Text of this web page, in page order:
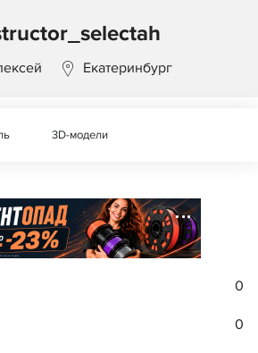
Екатеринбург
3D-модели
0
0